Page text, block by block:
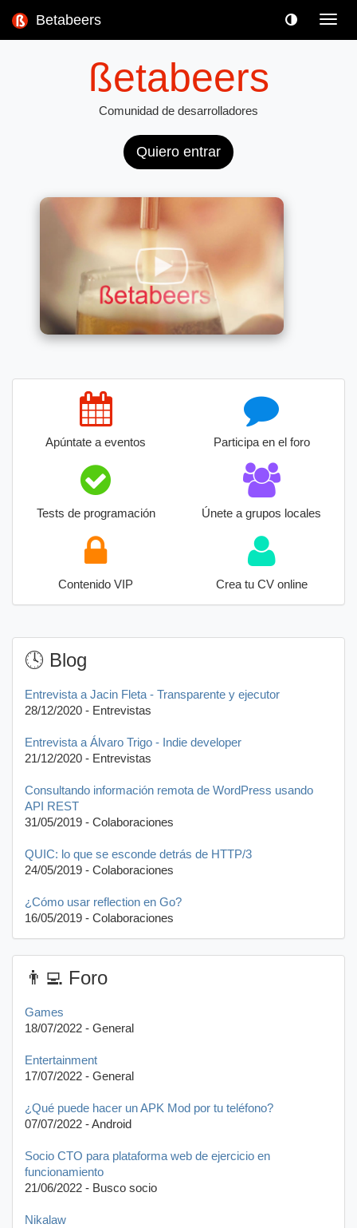
Betabeers
ßetabeers
Comunidad de desarrolladores
Quiero entrar
Apúntate a eventos Participa en el foro
Tests de programación Únete a grupos locales
Contenido VIP Crea tu CV online
🕓 Blog
Entrevista a Jacin Fleta - Transparente y ejecutor
28/12/2020 - Entrevistas
Entrevista a Álvaro Trigo - Indie developer
21/12/2020 - Entrevistas
Consultando información remota de WordPress usando
API REST
31/05/2019 - Colaboraciones
QUIC: lo que se esconde detrás de HTTP/3
24/05/2019 - Colaboraciones
¿Cómo usar reflection en Go?
16/05/2019 - Colaboraciones
👨‍💻 Foro
Games
18/07/2022 - General
Entertainment
17/07/2022 - General
¿Qué puede hacer un APK Mod por tu teléfono?
07/07/2022 - Android
Socio CTO para plataforma web de ejercicio en
funcionamiento
21/06/2022 - Busco socio
Nikalaw